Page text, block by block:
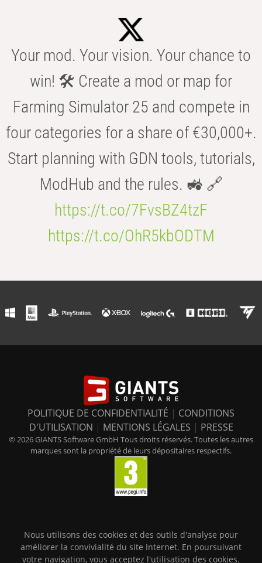
Your mod. Your vision. Your chance to
win! 🛠️ Create a mod or map for
Farming Simulator 25 and compete in
four categories for a share of €30,000+.
Start planning with GDN tools, tutorials,
ModHub and the rules. 🚜 🔗
https://t.co/7FvsBZ4tzF
https://t.co/OhR5kbODTM
POLITIQUE DE CONFIDENTIALITÉ | CONDITIONS
D'UTILISATION | MENTIONS LÉGALES | PRESSE
© 2026 GIANTS Software GmbH Tous droits réservés. Toutes les autres
marques sont la propriété de leurs dépositaires respectifs.
Nous utilisons des cookies et des outils d'analyse pour
améliorer la convivialité du site Internet. En poursuivant
votre navigation, vous acceptez l'utilisation des cookies.